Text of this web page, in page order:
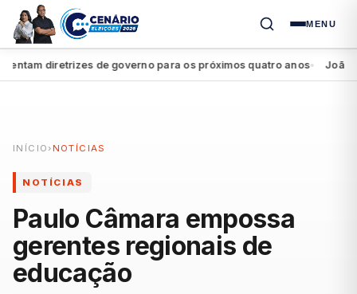
MENU
diretrizes de governo para os próximos quatro anos● João
INÍCIO › NOTÍCIAS
NOTÍCIAS
Paulo Câmara empossa
gerentes regionais de
educação